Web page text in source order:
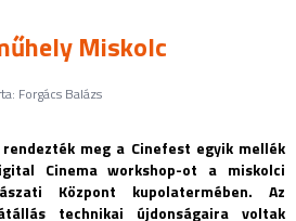
Miskolc
Forgács Balázs
meg a Cinefest egyik mellék
Cinema workshop-ot a miskolci
Központ kupolatermében. Az
technikai újdonságaira voltak